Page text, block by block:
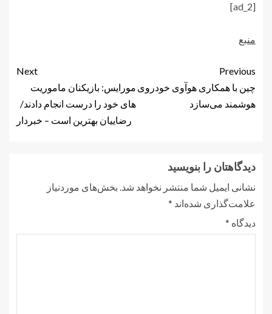
[ad_2]
منبع
Previous
چین با همکاری هوآوی خودروی
هوشمند می‌سازد
Next
مورایس: بازیکنان ماموریت
های خود را درست انجام دادند/
رضاییان بهترین است – خبردار
دیدگاهتان را بنویسید
نشانی ایمیل شما منتشر نخواهد شد. بخش‌های موردنیاز
علامت‌گذاری شده‌اند *
دیدگاه *